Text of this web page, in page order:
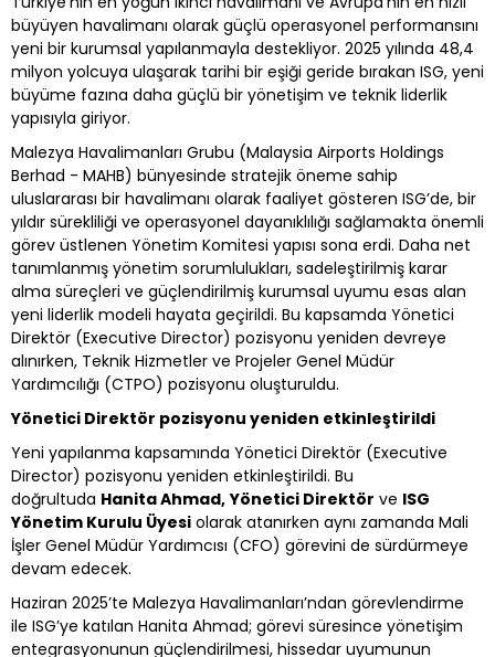
büyüyen havalimanı olarak güçlü operasyonel performansını
yeni bir kurumsal yapılanmayla destekliyor. 2025 yılında 48,4
milyon yolcuya ulaşarak tarihi bir eşiği geride bırakan ISG, yeni
büyüme fazına daha güçlü bir yönetişim ve teknik liderlik
yapısıyla giriyor.
Malezya Havalimanları Grubu (Malaysia Airports Holdings
Berhad - MAHB) bünyesinde stratejik öneme sahip
uluslararası bir havalimanı olarak faaliyet gösteren ISG’de, bir
yıldır sürekliliği ve operasyonel dayanıklılığı sağlamakta önemli
görev üstlenen Yönetim Komitesi yapısı sona erdi. Daha net
tanımlanmış yönetim sorumlulukları, sadeleştirilmiş karar
alma süreçleri ve güçlendirilmiş kurumsal uyumu esas alan
yeni liderlik modeli hayata geçirildi. Bu kapsamda Yönetici
Direktör (Executive Director) pozisyonu yeniden devreye
alınırken, Teknik Hizmetler ve Projeler Genel Müdür
Yardımcılığı (CTPO) pozisyonu oluşturuldu.
Yönetici Direktör pozisyonu yeniden etkinleştirildi
Yeni yapılanma kapsamında Yönetici Direktör (Executive
Director) pozisyonu yeniden etkinleştirildi. Bu
doğrultuda Hanita Ahmad, Yönetici Direktör ve ISG
Yönetim Kurulu Üyesi olarak atanırken aynı zamanda Mali
İşler Genel Müdür Yardımcısı (CFO) görevini de sürdürmeye
devam edecek.
Haziran 2025’te Malezya Havalimanları’ndan görevlendirme
ile ISG’ye katılan Hanita Ahmad; görevi süresince yönetişim
entegrasyonunun güçlendirilmesi, hissedar uyumunun